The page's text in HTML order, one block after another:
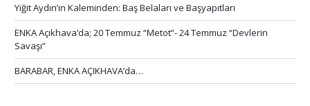
Yiğit Aydın’ın Kaleminden: Baş Belaları ve Başyapıtları
ENKA Açıkhava’da; 20 Temmuz “Metot”- 24 Temmuz “Devlerin
Savaşı”
BARABAR, ENKA AÇIKHAVA’da…